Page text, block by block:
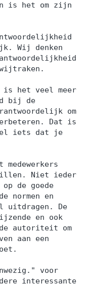
is het om zijn
Wij denken
is het veel meer
bij de
om
Dat is
iets dat je
Niet ieder
de goede
normen en
uitdragen. De
en ook
autoriteit om
aan een
voor
interessante